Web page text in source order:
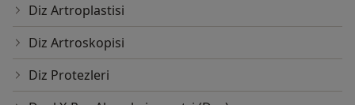
Diz Artroplastisi
Diz Artroskopisi
Diz Protezleri